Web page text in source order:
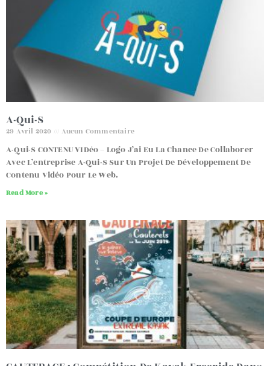
A-Qui-S
29 Avril 2020 Aucun Commentaire
A-Qui-S CONTENU VIDéo – Logo J’ai Eu La Chance De Collaborer
Avec L’entreprise A-Qui-S Sur Un Projet De Développement De
Contenu Vidéo Pour Le Web.
Read More »